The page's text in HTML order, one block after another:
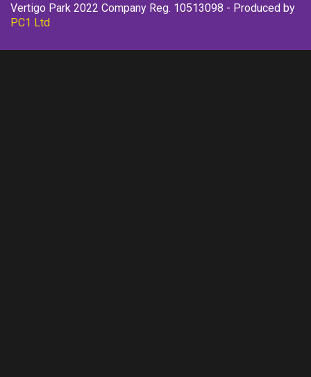
Vertigo Park 2022 Company Reg. 10513098 - Produced by
PC1 Ltd